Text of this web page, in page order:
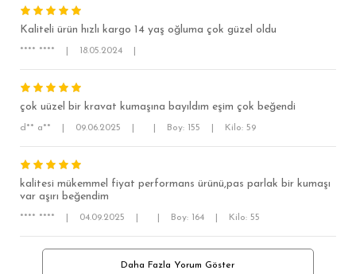
KLASİK FİT
Kaliteli ürün hızlı kargo 14 yaş oğluma çok güzel oldu
**** **** 18.05.2024
çok uüzel bir kravat kumaşına bayıldım eşim çok beğendi
d** a** 09.06.2025 Boy: 155 Kilo: 59
kalitesi mükemmel fiyat performans ürünü,pas parlak bir kumaşı
var aşırı beğendim
**** **** 04.09.2025 Boy: 164 Kilo: 55
Daha Fazla Yorum Göster